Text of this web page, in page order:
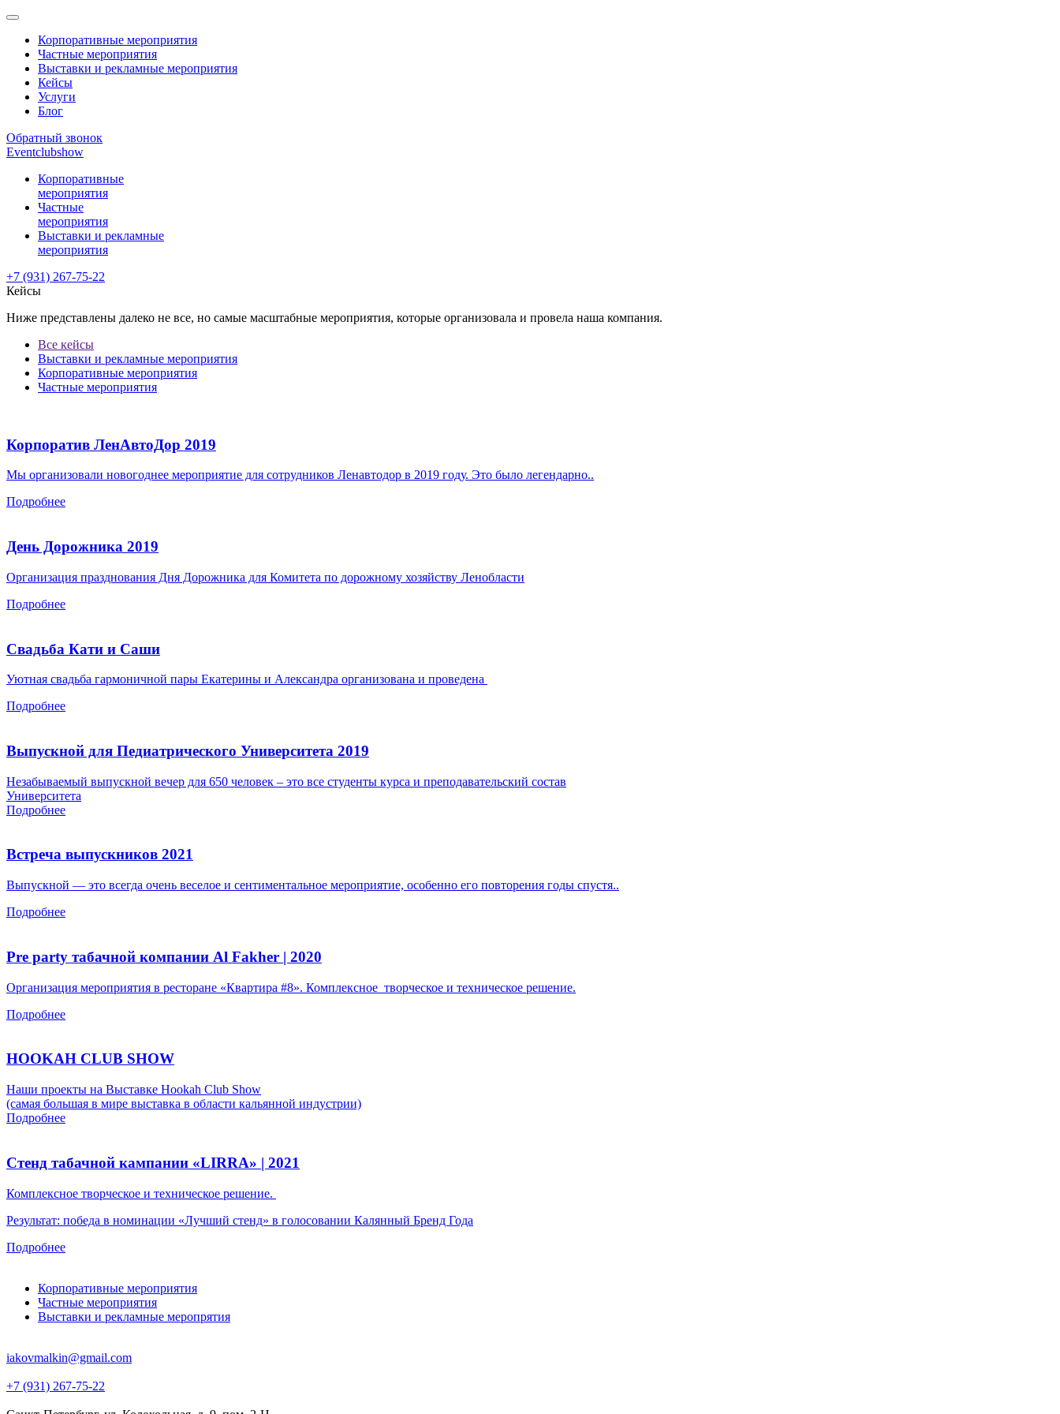
Корпоративные мероприятия
Частные мероприятия
Выставки и рекламные мероприятия
Кейсы
Услуги
Блог
Обратный звонок
Eventclubshow
Корпоративные
мероприятия
Частные
мероприятия
Выставки и рекламные
мероприятия
+7 (931) 267-75-22
Кейсы
Ниже представлены далеко не все, но самые масштабные мероприятия, которые организовала и провела наша компания.
Все кейсы
Выставки и рекламные мероприятия
Корпоративные мероприятия
Частные мероприятия
Корпоратив ЛенАвтоДор 2019
Мы организовали новогоднее мероприятие для сотрудников Ленавтодор в 2019 году. Это было легендарно..
Подробнее
День Дорожника 2019
Организация празднования Дня Дорожника для Комитета по дорожному хозяйству Ленобласти
Подробнее
Свадьба Кати и Саши
Уютная свадьба гармоничной пары Екатерины и Александра организована и проведена
Подробнее
Выпускной для Педиатрического Университета 2019
Незабываемый выпускной вечер для 650 человек – это все студенты курса и преподавательский состав
Университета
Подробнее
Встреча выпускников 2021
Выпускной — это всегда очень веселое и сентиментальное мероприятие, особенно его повторения годы спустя..
Подробнее
Pre party табачной компании Al Fakher | 2020
Организация мероприятия в ресторане «Квартира #8». Комплексное творческое и техническое решение.
Подробнее
HOOKAH CLUB SHOW
Наши проекты на Выставке Hookah Club Show
(самая большая в мире выставка в области кальянной индустрии)
Подробнее
Стенд табачной кампании «LIRRA» | 2021
Комплексное творческое и техническое решение.
Результат: победа в номинации «Лучший стенд» в голосовании Калянный Бренд Года
Подробнее
Корпоративные мероприятия
Частные мероприятия
Выставки и рекламные меропрятия
iakovmalkin@gmail.com
+7 (931) 267-75-22